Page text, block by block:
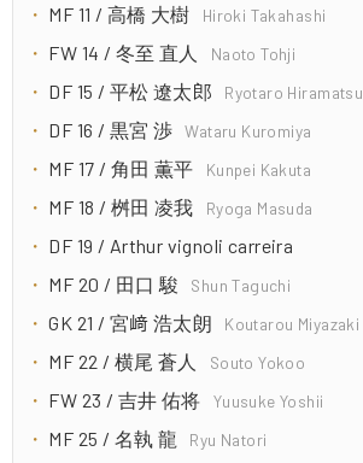
MF 11 / 高橋 大樹 Hiroki Takahashi
FW 14 / 冬至 直人 Naoto Tohji
DF 15 / 平松 遼太郎 Ryotaro Hiramatsu
DF 16 / 黒宮 渉 Wataru Kuromiya
MF 17 / 角田 薫平 Kunpei Kakuta
MF 18 / 桝田 凌我 Ryoga Masuda
DF 19 / Arthur vignoli carreira
MF 20 / 田口 駿
Shun Taguchi
GK 21 / 宮﨑 浩太朗 Koutarou Miyazaki
MF 22 / 横尾 蒼人 Souto Yokoo
FW 23 / 吉井 佑将 Yuusuke Yoshii
MF 25 / 名執 龍 Ryu Natori